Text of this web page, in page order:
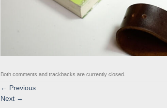
Both comments and trackbacks are currently closed.
← Previous
Next →